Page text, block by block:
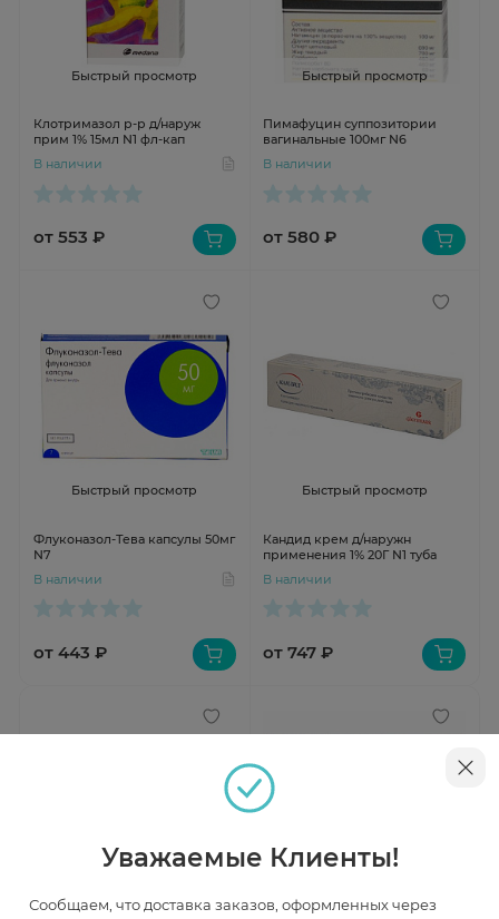
Быстрый просмотр
Клотримазол р-р д/наруж
прим 1% 15мл N1 фл-кап
В наличии
от 553 ₽
Быстрый просмотр
Пимафуцин суппозитории
вагинальные 100мг N6
В наличии
от 580 ₽
Быстрый просмотр
Флуконазол-Тева капсулы 50мг
N7
В наличии
от 443 ₽
Быстрый просмотр
Кандид крем д/наружн
применения 1% 20Г N1 туба
В наличии
от 747 ₽
Быстрый просмотр Быстрый просмотр
Уважаемые Клиенты!
Сообщаем, что доставка заказов, оформленных через